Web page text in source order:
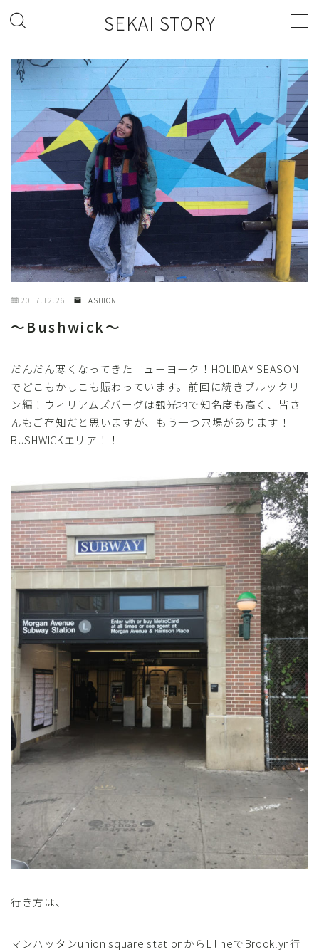
SEKAI STORY
FASHION
FOOD
LIFESTYLE
2017.12.26 FASHION
～Bushwick～
だんだん寒くなってきたニューヨーク！HOLIDAY SEASON
でどこもかしこも賑わっています。前回に続きブルックリ
ン編！ウィリアムズバーグは観光地で知名度も高く、皆さ
んもご存知だと思いますが、もう一つ穴場があります！
BUSHWICKエリア！！
行き方は、
マンハッタンunion square stationからL lineでBrooklyn行